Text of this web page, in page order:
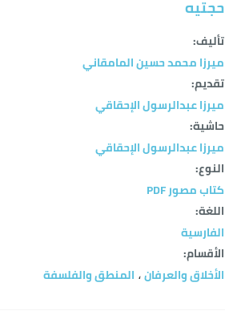
حجتيه
تأليف:
ميرزا محمد حسين المامقاني
تقديم:
ميرزا عبدالرسول الإحقاقي
حاشية:
ميرزا عبدالرسول الإحقاقي
النوع:
كتاب مصور PDF
اللغة:
الفارسية
الأقسام:
الأخلاق والعرفان ، المنطق والفلسفة